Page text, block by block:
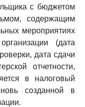
с бюджетом
содержащим
мероприятиях
(дата
дата сдачи
отчетности,
в налоговый
созданной в